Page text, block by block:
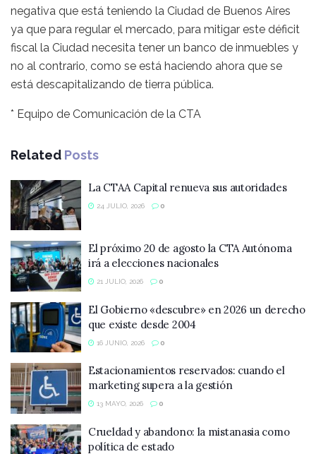
negativa que está teniendo la Ciudad de Buenos Aires
ya que para regular el mercado, para mitigar este déficit
fiscal la Ciudad necesita tener un banco de inmuebles y
no al contrario, como se está haciendo ahora que se
está descapitalizando de tierra pública.
* Equipo de Comunicación de la CTA
Related Posts
La CTAA Capital renueva sus autoridades
24 JULIO, 2026 0
El próximo 20 de agosto la CTA Autónoma
irá a elecciones nacionales
21 JULIO, 2026 0
El Gobierno «descubre» en 2026 un derecho
que existe desde 2004
16 JUNIO, 2026 0
Estacionamientos reservados: cuando el
marketing supera a la gestión
13 MAYO, 2026 0
Crueldad y abandono: la mistanasia como
política de estado